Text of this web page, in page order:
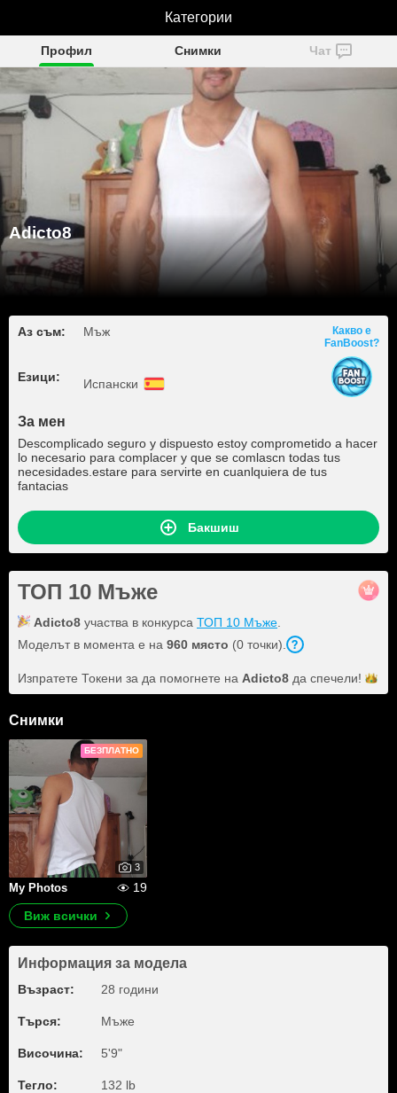
Adicto8
Профил Снимки Чат
Adicto8
Аз съм: Мъж
Езици: Испански
Какво е
FanBoost?
За мен
Descomplicado seguro y dispuesto estoy comprometido a hacer
lo necesario para complacer y que se comlascn todas tus
necesidades.estare para servirte en cuanlquiera de tus
fantacias
Бакшиш
ТОП 10 Мъже
Adicto8 участва в конкурса ТОП 10 Мъже
Моделът в момента е на 960 място (0 точки).
Изпратете Токени за да помогнете на Adicto8 да спечели!
Снимки
БЕЗПЛАТНО
3
My Photos
19
Виж всички
Информация за модела
Възраст: 28 години
Търся: Мъже
Височина: 5'9"
Тегло: 132 lb
Категории